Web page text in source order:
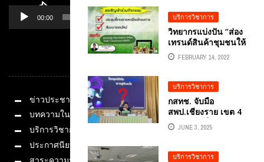
จ่าย
บริการวิชาการ
วิทยากรแบ่งปัน “ส่อง
เทรนด์สินค้าชุมชนให้
รู้ ชูการขายให้ปังใน
โลกออนไลน์” พลิก
อัจฉริยะออนไลน์ กรม
พัฒนาธุรกิจการค้า
กระทรวงพาณิชย์
โครงการ DIGITAL
VILLAGE BY DBD
FEBRUARY 14, 2022
บริการวิชาการ
กสทช. จับมือ
สพป.เชียงราย เขต 4
อัปสกิล AI ให้บุคลากร
การศึกษาภาคเหนือ
ชัย สุขสีดา ปรึกษา
JUNE 3, 2025
บริการวิชาการ
00:00 01:14
ข่าวประชาสัมพันธ์
บทความในสื่อ
บริการวิชาการ
ประกาศนียบัตร